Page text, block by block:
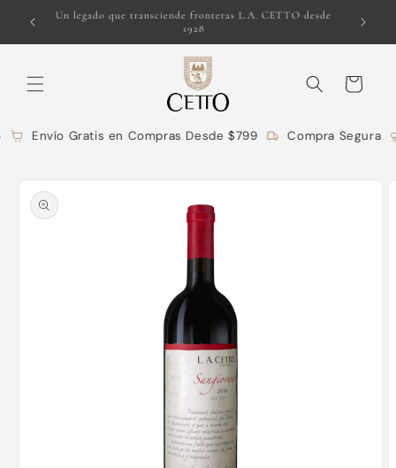
directamente
para la
Un legado que transciende fronteras L.A. CETTO desde
1928
Carrito
Envío Gratis en Compras Desde $799 Compra Segura
información